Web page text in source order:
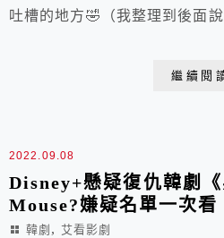
吐槽的地方🤣（我整理到後面說
繼續閱
2022.09.08
Disney+懸疑復仇韓劇
Mouse?嫌疑名單一次看
韓劇 , 艾看影劇